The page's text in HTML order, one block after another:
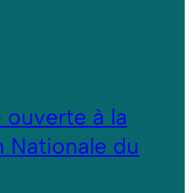
ouverte à la
Nationale du